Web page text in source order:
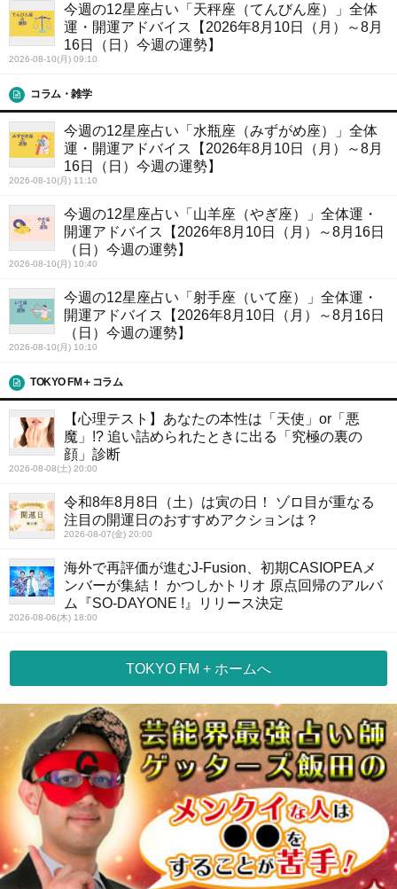
今週の12星座占い「天秤座（てんびん座）」全体
運・開運アドバイス【2026年8月10日（月）～8月
16日（日）今週の運勢】
2026-08-10(月) 09:10
コラム・雑学
今週の12星座占い「水瓶座（みずがめ座）」全体
運・開運アドバイス【2026年8月10日（月）～8月
16日（日）今週の運勢】
2026-08-10(月) 11:10
今週の12星座占い「山羊座（やぎ座）」全体運・
開運アドバイス【2026年8月10日（月）～8月16日
（日）今週の運勢】
2026-08-10(月) 10:40
今週の12星座占い「射手座（いて座）」全体運・
開運アドバイス【2026年8月10日（月）～8月16日
（日）今週の運勢】
2026-08-10(月) 10:10
TOKYO FM＋コラム
【心理テスト】あなたの本性は「天使」or「悪
魔」!? 追い詰められたときに出る「究極の裏の
顔」診断
2026-08-08(土) 20:00
令和8年8月8日（土）は寅の日！ ゾロ目が重なる
注目の開運日のおすすめアクションは？
2026-08-07(金) 20:00
海外で再評価が進むJ-Fusion、初期CASIOPEAメ
ンバーが集結！ かつしかトリオ 原点回帰のアルバ
ム『SO-DAYONE !』リリース決定
2026-08-06(木) 18:00
TOKYO FM + ホームへ